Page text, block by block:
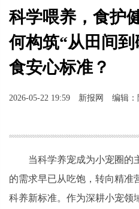
科学喂养，食
何构筑“从田间
食安心标准？
2026-05-22 19:59 新报网 编辑
当科学养宠成为小宠圈的
的需求早已从吃饱，转向精准
科养新标准。作为深耕小宠领